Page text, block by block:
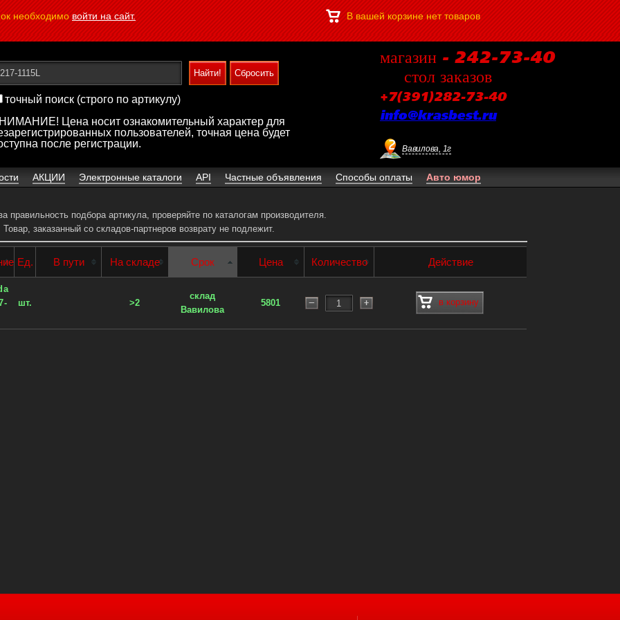
необходимовойти на сайт. В вашей корзине нет товаров
точный поиск (строго по артикулу)
Цена носит ознакомительный характер для
пользователей, точная цена будет
после регистрации.
магазин - 242-73-40
стол заказов
+7(391)282-73-40
info@krasbest.ru
Вавилова, 1г
АКЦИИ Электронные каталоги API Частные объявления Способы оплаты Авто юмор
правильность подбора артикула, проверяйте по каталогам производителя.
Товар, заказанный со складов-партнеров возврату не подлежит.
Ед. В пути На складе Срок Цена Количество Действие
шт. >2
склад
Вавилова
5801 в корзину